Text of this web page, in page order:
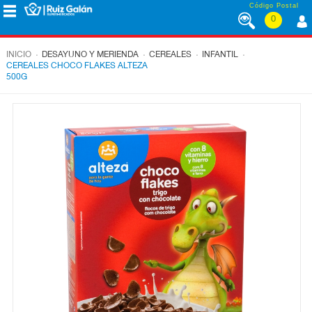
Saltar al contenido Código Postal
0
CORPORATIVO
INICIO . DESAYUNO Y MERIENDA . CEREALES . INFANTIL .
CEREALES CHOCO FLAKES ALTEZA
500G